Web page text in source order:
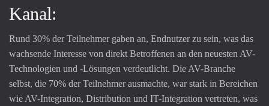
Kanal:
Rund 30% der Teilnehmer gaben an, Endnutzer zu sein, was das
wachsende Interesse von direkt Betroffenen an den neuesten AV-
Technologien und -Lösungen verdeutlicht. Die AV-Branche
selbst, die 70% der Teilnehmer ausmachte, war stark in Bereichen
wie AV-Integration, Distribution und IT-Integration vertreten, was